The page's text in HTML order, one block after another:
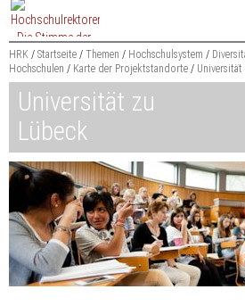
Zum
Content
springen
HRK Startseite Themen Hochschulsystem
Hochschulen
Karte der Projektstandorte
Universität zu
Lübeck